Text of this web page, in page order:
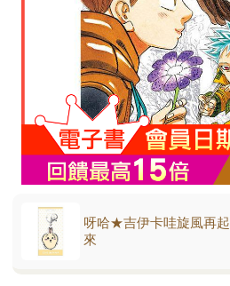
呀哈★吉伊卡哇旋風再
來